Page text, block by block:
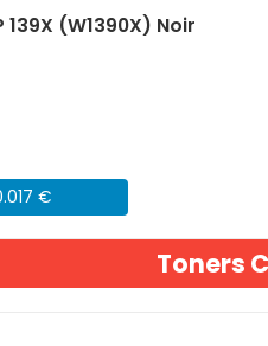
(W1390X) Noir
€
Toners